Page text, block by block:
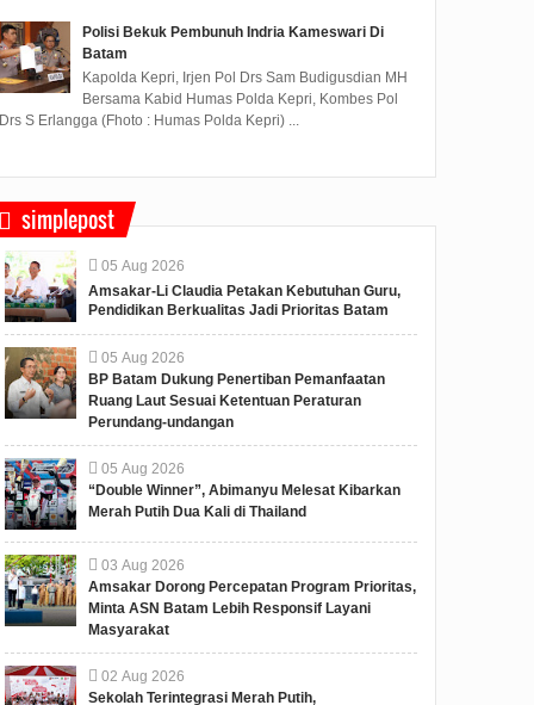
Badan Pengusahaan (BP)
Batam bersama PT TDK
Electronics Indonesia
menggelar giat penanaman
200 pohon...
Kepala BP Batam, Amsakar
School Futsal Championship
2025 yang digela...
Polisi Bekuk Pembunuh Indria Kameswari Di
Batam
Kapolda Kepri, Irjen Pol Drs Sam Budigusdian MH
Bersama Kabid Humas Polda Kepri, Kombes Pol
Drs S Erlangga (Fhoto : Humas Polda Kepri) ...
simplepost
05 Aug 2026
Amsakar-Li Claudia Petakan Kebutuhan Guru,
Pendidikan Berkualitas Jadi Prioritas Batam
05 Aug 2026
BP Batam Dukung Penertiban Pemanfaatan
Ruang Laut Sesuai Ketentuan Peraturan
Perundang-undangan
05 Aug 2026
“Double Winner”, Abimanyu Melesat Kibarkan
Merah Putih Dua Kali di Thailand
03 Aug 2026
Amsakar Dorong Percepatan Program Prioritas,
Minta ASN Batam Lebih Responsif Layani
Masyarakat
02 Aug 2026
Sekolah Terintegrasi Merah Putih,